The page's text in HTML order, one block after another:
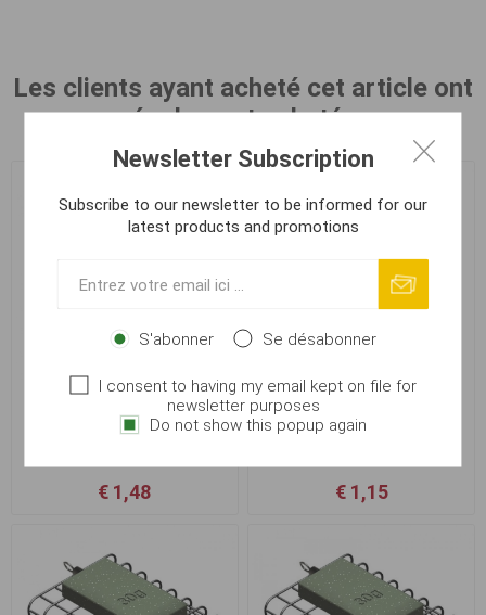
Les clients ayant acheté cet article ont
également acheté :
Feederové krmítko hranaté
s obratlíkem, 40g
€ 1,48
Feederové krmítko hranaté
s obratlíkem, 20g
€ 1,15
Newsletter Subscription
Subscribe to our newsletter to be informed for our
latest products and promotions
S'abonner Se désabonner
I consent to having my email kept on file for
newsletter purposes
Do not show this popup again